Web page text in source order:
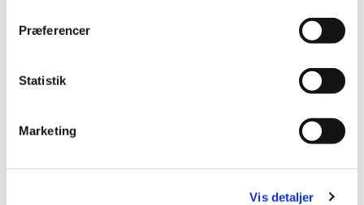
Præferencer
Statistik
Marketing
Vis detaljer
Skudt af Kaj Iversen d. 16. maj kl. 07.00 i såt 2